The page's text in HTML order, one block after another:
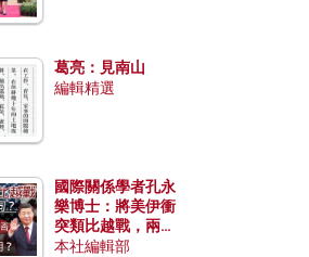
葛亮：見南山
編輯精選
國際關係學者孔永
樂博士：將美伊衝
突類比越戰，兩者
有何異同？中國崛
本社編輯部